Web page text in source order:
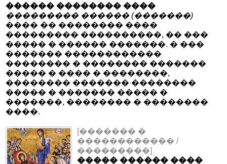
������ �������� ����
��������� ������ (�������)
���� �� �������� ����
��������� ����������, �� ���
����� � ������ �������. � ���
������� ������������
�������� � �������� �������
����� � ���� � ��������,
�������� ������� ��������
����� � ������� ����� �
�������, �������� � ��������
����.
[������� �
������������ /
���������]
����� ������ ����